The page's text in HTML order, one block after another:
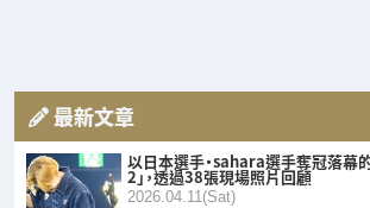
最新文章
以日本選手・sahara選手奪冠落幕
2」，透過38張現場照片回顧
2026.04.11(Sat)